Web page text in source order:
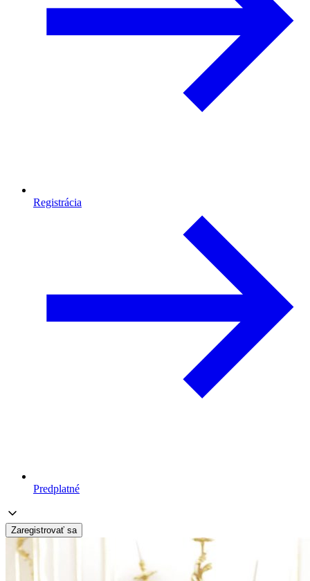
Registrácia
Predplatné
Zaregistrovať sa